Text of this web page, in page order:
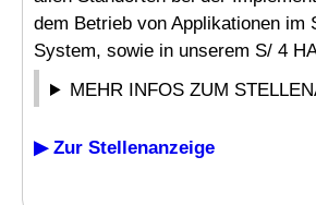
dem Betrieb von Applikationen im
System, sowie in unserem S/ 4
MEHR INFOS ZUM
▶ Zur Stellenanzeige